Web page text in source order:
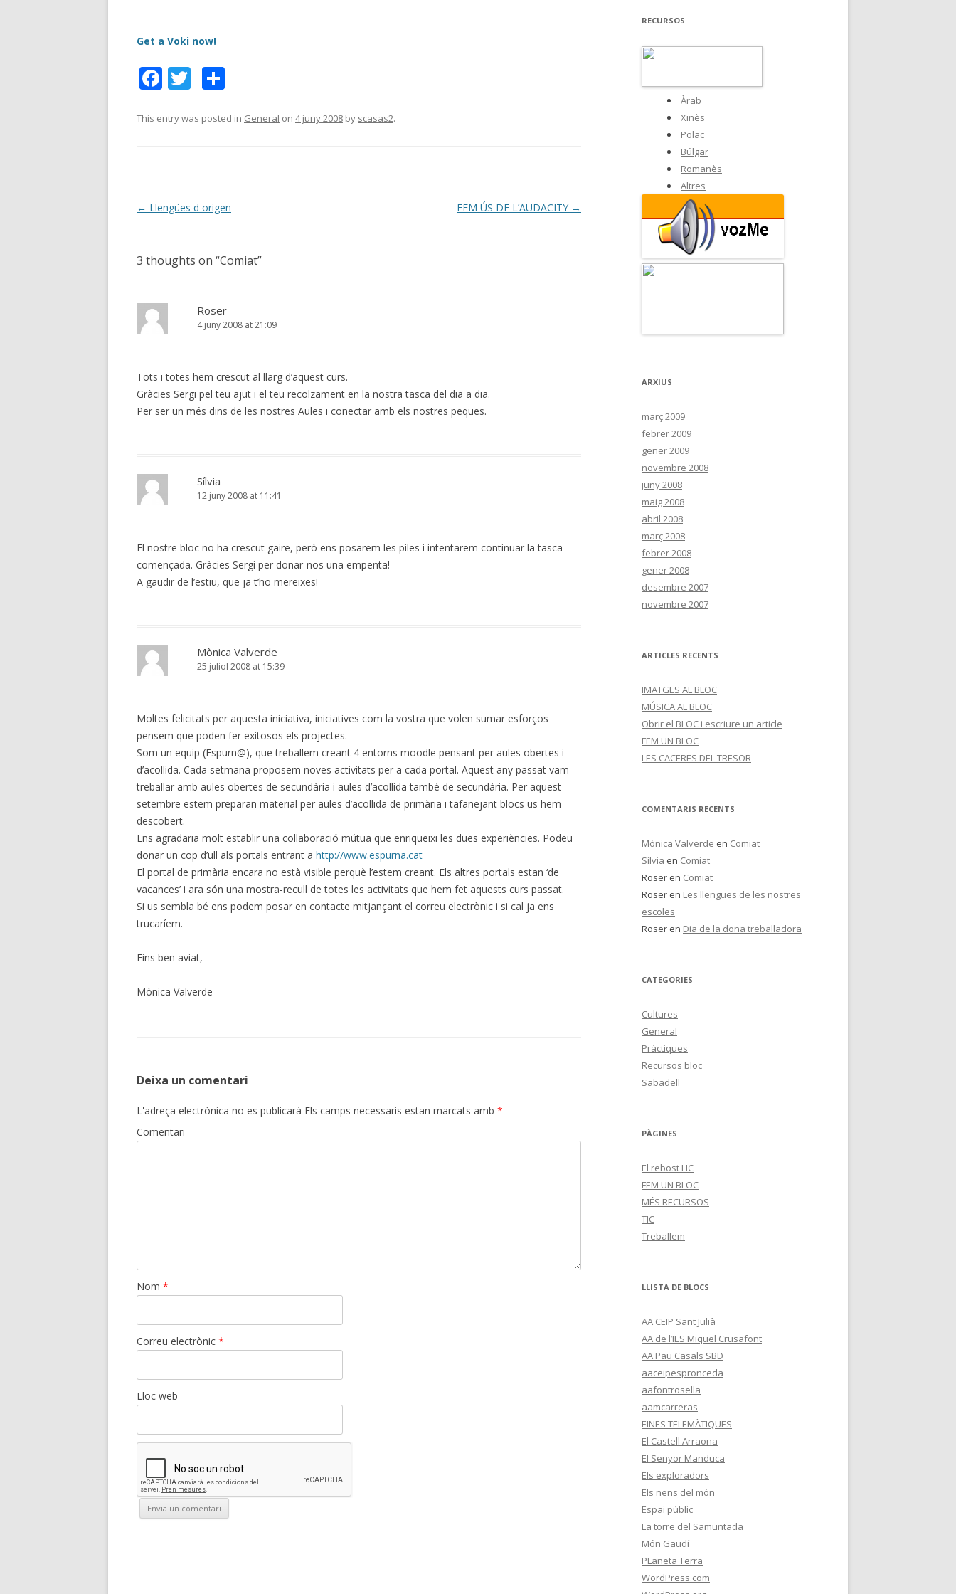
Get a Voki now!
F
e
k
T
itt m
ix
This entry was posted in General on 4 juny 2008 by scasas2.
Post
← Llengües d origen FEM ÚS DE L’AUDACITY →
3 thoughts on “Comiat”
Roser
4 juny 2008 at 21:09
Tots i totes hem crescut al llarg d’aquest curs.
Gràcies Sergi pel teu ajut i el teu recolzament en la nostra tasca del dia a dia.
Per ser un més dins de les nostres Aules i conectar amb els nostres peques.
Sílvia
12 juny 2008 at 11:41
El nostre bloc no ha crescut gaire, però ens posarem les piles i intentarem continuar la tasca
començada. Gràcies Sergi per donar-nos una empenta!
A gaudir de l’estiu, que ja t’ho mereixes!
Mònica Valverde
25 juliol 2008 at 15:39
Moltes felicitats per aquesta iniciativa, iniciatives com la vostra que volen sumar esforços
pensem que poden fer exitosos els projectes.
Som un equip (Espurn@), que treballem creant 4 entorns moodle pensant per aules obertes i
d’acollida. Cada setmana proposem noves activitats per a cada portal. Aquest any passat vam
treballar amb aules obertes de secundària i aules d’acollida també de secundària. Per aquest
setembre estem preparan material per aules d’acollida de primària i tafanejant blocs us hem
descobert.
Ens agradaria molt establir una col·laboració mútua que enriqueixi les dues experiències. Podeu
donar un cop d’ull als portals entrant a http://www.espurna.cat
El portal de primària encara no està visible perquè l’estem creant. Els altres portals estan ‘de
vacances’ i ara són una mostra-recull de totes les activitats que hem fet aquests curs passat.
Si us sembla bé ens podem posar en contacte mitjançant el correu electrònic i si cal ja ens
trucaríem.
Fins ben aviat,
Mònica Valverde
Deixa un comentari
L'adreça electrònica no es publicarà Els camps necessaris estan marcats amb *
Comentari
Nom *
Correu electrònic *
Lloc web
RECURSOS
Àrab
Xinès
Polac
Búlgar
Romanès
Altres
ARXIUS
març 2009
febrer 2009
gener 2009
novembre 2008
juny 2008
maig 2008
abril 2008
març 2008
febrer 2008
gener 2008
desembre 2007
novembre 2007
ARTICLES RECENTS
IMATGES AL BLOC
MÚSICA AL BLOC
Obrir el BLOC i escriure un article
FEM UN BLOC
LES CACERES DEL TRESOR
COMENTARIS RECENTS
Mònica Valverde en Comiat
Sílvia en Comiat
Roser en Comiat
Roser en Les llengües de les nostres
escoles
Roser en Dia de la dona treballadora
CATEGORIES
Cultures
General
Pràctiques
Recursos bloc
Sabadell
PÀGINES
El rebost LIC
FEM UN BLOC
MÉS RECURSOS
TIC
Treballem
LLISTA DE BLOCS
AA CEIP Sant Julià
AA de l’IES Miquel Crusafont
AA Pau Casals SBD
aaceipespronceda
aafontrosella
aamcarreras
EINES TELEMÀTIQUES
El Castell Arraona
El Senyor Manduca
Els exploradors
Els nens del món
Espai públic
La torre del Samuntada
Món Gaudí
PLaneta Terra
WordPress.com